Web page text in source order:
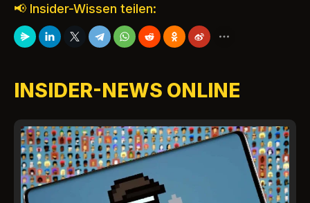
📢 Insider-Wissen teilen:
INSIDER-NEWS ONLINE